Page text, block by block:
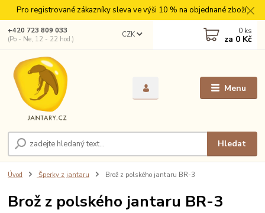
Pro registrované zákazníky sleva ve výši 10 % na objednané zboží.
Menu
CZK
Hledat
+420 723 809 033
(Po - Ne, 12 - 22 hod.)
0 ks
za 0 Kč
Úvod Šperky z jantaru Brož z polského jantaru BR-3
Brož z polského jantaru BR-3